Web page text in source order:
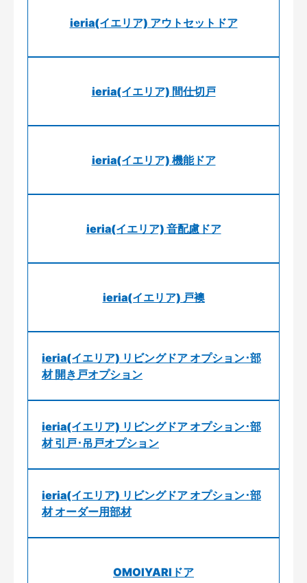
ieria(イエリア) アウトセットドア
ieria(イエリア) 間仕切戸
ieria(イエリア) 機能ドア
ieria(イエリア) 音配慮ドア
ieria(イエリア) 戸襖
ieria(イエリア) リビングドア オプション･部
材 開き戸オプション
ieria(イエリア) リビングドア オプション･部
材 引戸･吊戸オプション
ieria(イエリア) リビングドア オプション･部
材 オーダー用部材
OMOIYARIドア